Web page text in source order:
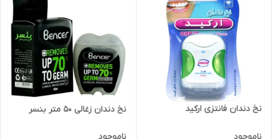
نخ دندان فانتزی ارکید نخ دندان زغالی 50 متر بنسر